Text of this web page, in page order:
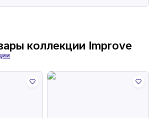
коллекции Improve